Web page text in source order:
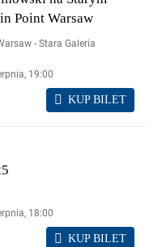
Point Warsaw
- Stara Galeria
19:00
KUP BILET
18:00
KUP BILET